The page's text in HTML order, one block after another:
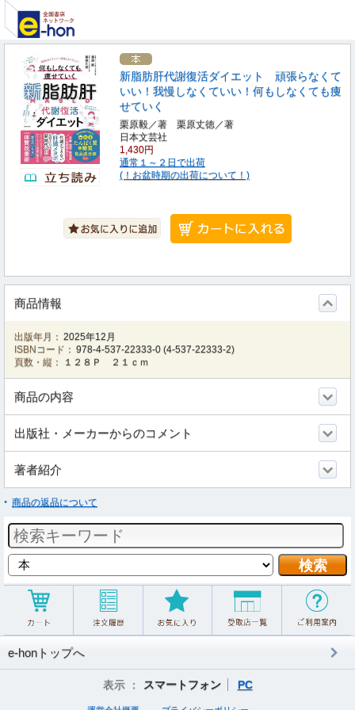
新脂肪肝代謝復活ダイエット 頑張らなくて
いい！我慢しなくていい！何もしなくても痩
せていく
栗原毅／著 栗原丈徳／著
日本文芸社
1,430円
通常１～２日で出荷
(！お盆時期の出荷について！)
商品情報
出版年月： 2025年12月
ISBNコード： 978-4-537-22333-0 (4-537-22333-2)
頁数・縦：
１２８Ｐ ２１ｃｍ
商品の内容
出版社・メーカーからのコメント
著者紹介
商品の返品について
e-honトップへ
表示 ： スマートフォン PC